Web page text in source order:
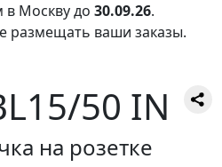
в Москву до 30.09.26.
размещать ваши заказы.
50 IN
на розетке